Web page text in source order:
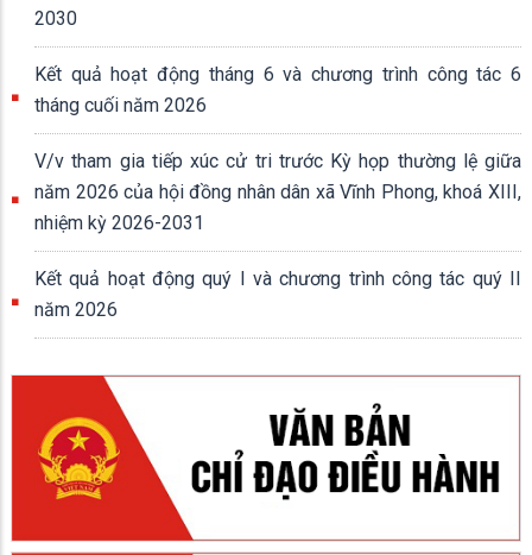
2030
Kết quả hoạt động tháng 6 và chương trình công tác 6
tháng cuối năm 2026
V/v tham gia tiếp xúc cử tri trước Kỳ họp thường lệ giữa
năm 2026 của hội đồng nhân dân xã Vĩnh Phong, khoá XIII,
nhiệm kỳ 2026-2031
Kết quả hoạt động quý I và chương trình công tác quý II
năm 2026